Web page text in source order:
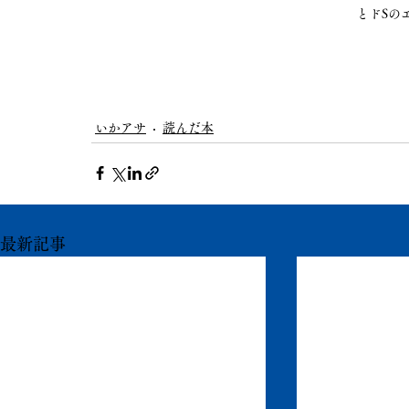
とドSの
いかアサ 読んだ本
最新記事